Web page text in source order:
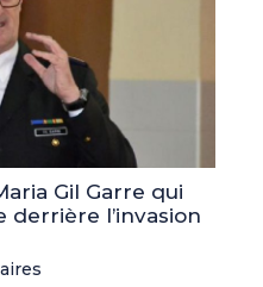
Gil Garre qui
derrière l’invasion